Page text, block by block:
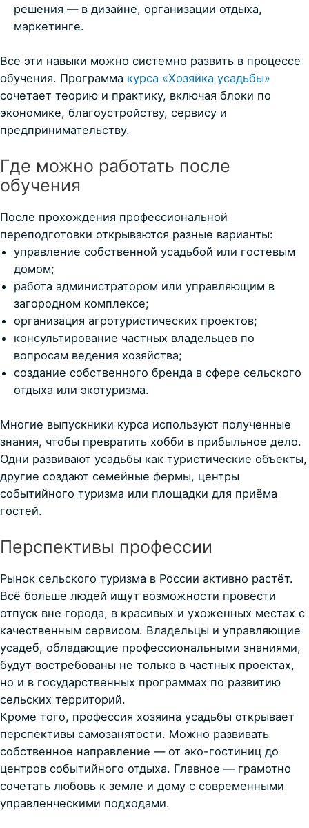
решения — в дизайне, организации отдыха,
маркетинге.
Все эти навыки можно системно развить в процессе
обучения. Программа курса «Хозяйка усадьбы»
сочетает теорию и практику, включая блоки по
экономике, благоустройству, сервису и
предпринимательству.
Где можно работать после
обучения
После прохождения профессиональной
переподготовки открываются разные варианты:
управление собственной усадьбой или гостевым
домом;
работа администратором или управляющим в
загородном комплексе;
организация агротуристических проектов;
консультирование частных владельцев по
вопросам ведения хозяйства;
создание собственного бренда в сфере сельского
отдыха или экотуризма.
Многие выпускники курса используют полученные
знания, чтобы превратить хобби в прибыльное дело.
Одни развивают усадьбы как туристические объекты,
другие создают семейные фермы, центры
событийного туризма или площадки для приёма
гостей.
Перспективы профессии
Рынок сельского туризма в России активно растёт.
Всё больше людей ищут возможности провести
отпуск вне города, в красивых и ухоженных местах с
качественным сервисом. Владельцы и управляющие
усадеб, обладающие профессиональными знаниями,
будут востребованы не только в частных проектах,
но и в государственных программах по развитию
сельских территорий.
Кроме того, профессия хозяина усадьбы открывает
перспективы самозанятости. Можно развивать
собственное направление — от эко-гостиниц до
центров событийного отдыха. Главное — грамотно
сочетать любовь к земле и дому с современными
управленческими подходами.